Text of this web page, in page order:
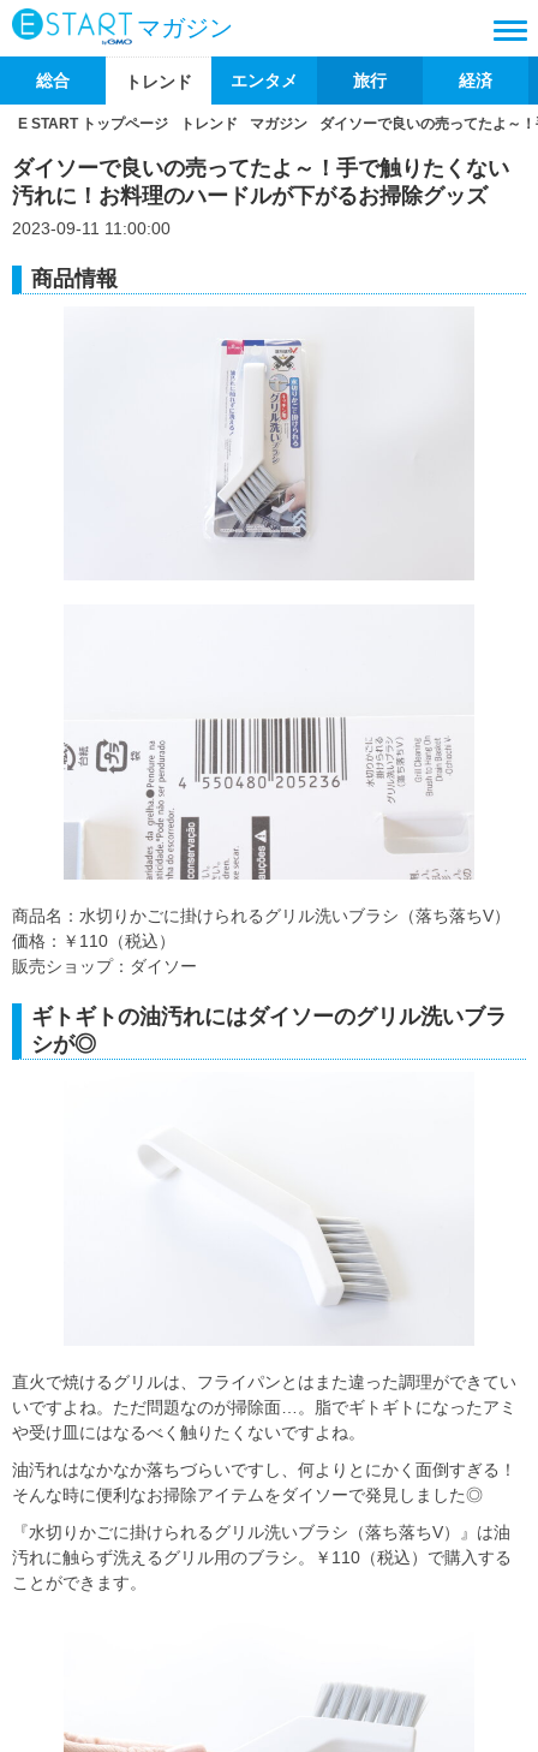
マガジン
総合 トレンド エンタメ 旅行 経済
E START トップページ トレンド マガジン ダイソーで良いの売ってたよ～
ダイソーで良いの売ってたよ～！手で触りたくない
汚れに！お料理のハードルが下がるお掃除グッズ
2023-09-11 11:00:00
商品情報
商品名：水切りかごに掛けられるグリル洗いブラシ（落ち落ちV）
価格：￥110（税込）
販売ショップ：ダイソー
ギトギトの油汚れにはダイソーのグリル洗いブラ
シが◎
直火で焼けるグリルは、フライパンとはまた違った調理ができてい
いですよね。ただ問題なのが掃除面…。脂でギトギトになったアミ
や受け皿にはなるべく触りたくないですよね。
油汚れはなかなか落ちづらいですし、何よりとにかく面倒すぎる！
そんな時に便利なお掃除アイテムをダイソーで発見しました◎
『水切りかごに掛けられるグリル洗いブラシ（落ち落ちV）』は油
汚れに触らず洗えるグリル用のブラシ。￥110（税込）で購入する
ことができます。